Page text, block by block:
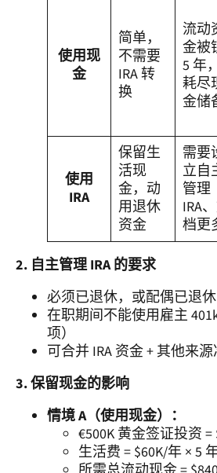
使用现
金
简单，
不需要
IRA 转
换
流动
金被
5 年，
耗尽
金储
使用
IRA
保留生
活现
金，动
用退休
资金
需要
立自
管理
IRA
档更
2. 自主管理 IRA 的要求
必须已退休，或配偶已退休
在职期间不能使用雇主
项）
可合并 IRA 资金 + 其他来源
3. 保留现金的影响
情境 A（使用现金）：
€500K 黄金签证投资
生活费 = $60K/年 × 5